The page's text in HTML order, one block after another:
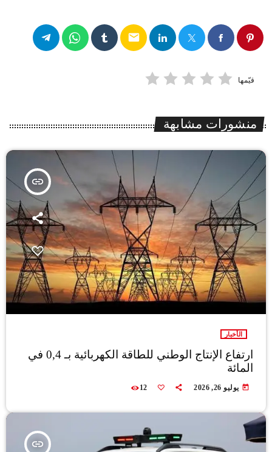
email
قيّمها
منشورات مشابهة
insert_link
الأخبار
ارتفاع الإنتاج الوطني للطاقة الكهربائية بـ 0,4 في
المائة
today يوليو 26, 2026 12
insert_link